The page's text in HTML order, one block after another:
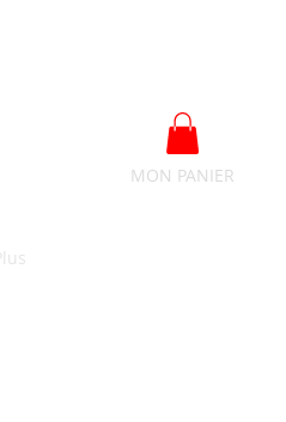
MON PANIER